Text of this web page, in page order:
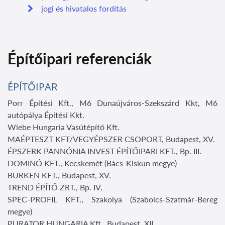
jogi és hivatalos fordítás
Építőipari referenciák
ÉPÍTŐIPAR
Porr Építési Kft., M6 Dunaújváros-Szekszárd Kkt, M6
autópálya Építési Kkt.
Wiebe Hungaria Vasútépítő Kft.
MAÉPTESZT KFT/VEGYÉPSZER CSOPORT, Budapest, XV.
ÉPSZERK PANNÓNIA INVEST ÉPÍTŐIPARI KFT., Bp. III.
DOMINÓ KFT., Kecskemét (Bács-Kiskun megye)
BURKEN KFT., Budapest, XV.
TREND ÉPÍTŐ ZRT., Bp. IV.
SPEC-PROFIL KFT., Szakolya (Szabolcs-Szatmár-Bereg
megye)